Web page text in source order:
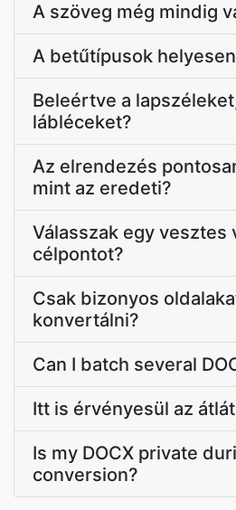
A szöveg még mindig
A betűtípusok
Beleértve a
lábléceket?
Az elrendezés
mint az eredeti?
Válasszak egy vesztes
célpontot?
Csak bizonyos
konvertálni?
Can I batch several
Itt is érvényesül az
Is my DOCX private
conversion?